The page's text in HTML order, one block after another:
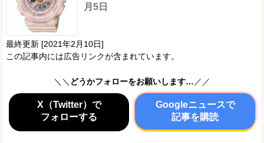
月5日
最終更新 [2021年2月10日]
この記事内には広告リンクが含まれています。
＼＼ どうかフォローをお願いします… ／／
X（Twitter）で
フォローする
Googleニュースで
記事を購読